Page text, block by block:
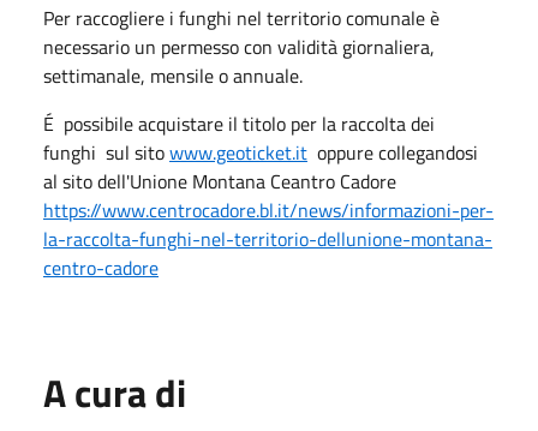
Per raccogliere i funghi nel territorio comunale è
necessario un permesso con validità giornaliera,
settimanale, mensile o annuale.
É possibile acquistare il titolo per la raccolta dei
funghi sul sitowww.geoticket.it oppure collegandosi
al sito dell'Unione Montana Ceantro Cadore
https://www.centrocadore.bl.it/news/informazioni-per-
la-raccolta-funghi-nel-territorio-dellunione-montana-
centro-cadore
A cura di